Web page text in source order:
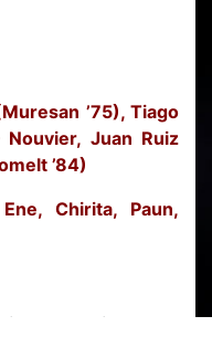
’75), Tiago
Juan Ruiz
’84)
Chirita, Paun,
Mihalache,